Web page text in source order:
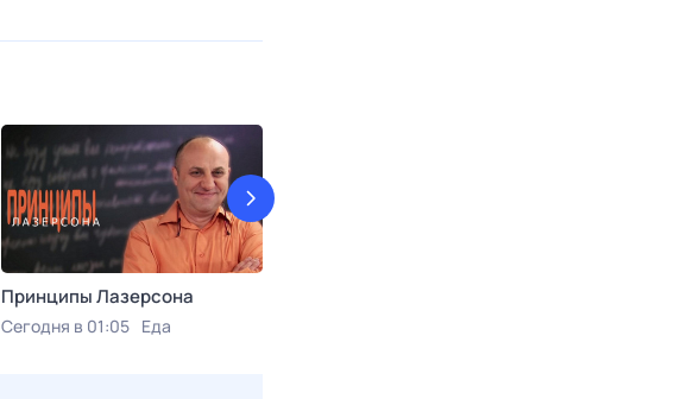
Принципы Лазерсона
Сегодня в 01:05 Еда